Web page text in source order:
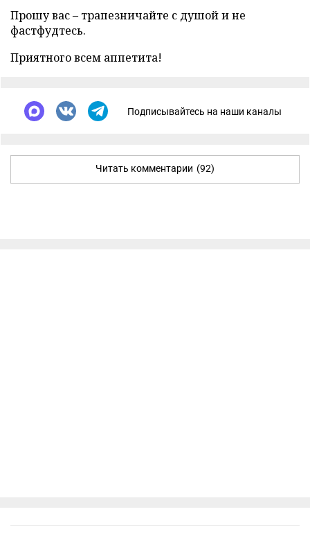
Прошу вас – трапезничайте с душой и не
фастфудтесь.
Приятного всем аппетита!
Подписывайтесь на наши каналы
Читать комментарии (92)